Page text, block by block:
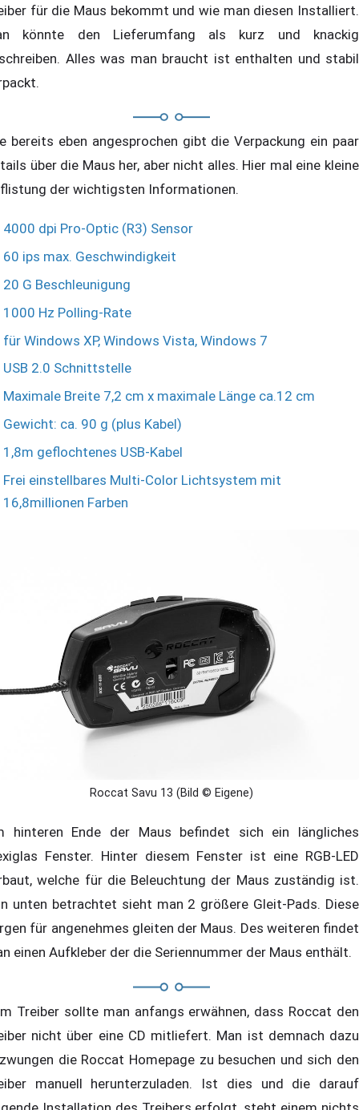
für die Maus bekommt und wie man diesen Installiert.
könnte den Lieferumfang als kurz und knackig
Alles was man braucht ist enthalten und stabil
bereits eben angesprochen gibt die Verpackung ein paar
über die Maus her, aber nicht alles. Hier mal eine kleine
der wichtigsten Informationen.
4000 dpi Pro-Optic (R3) Sensor
60 ips max. Geschwindigkeit
20 G Beschleunigung
1000 Hz Polling-Rate
für Windows XP, Windows Vista, Windows 7
USB 2.0 Schnittstelle
Maximale Breite 7,2 cm x maximale Länge ca.12 cm
Gewicht: ca. 90 g (plus Kabel)
1,8m geflochtenes USB-Kabel
Frei einstellbares Multi-Color Lichtsystem mit
16,8millionen Farben
Roccat Savu 13 (Bild © Eigene)
hinteren Ende der Maus befindet sich ein längliches
Fenster. Hinter diesem Fenster ist eine RGB-LED
welche für die Beleuchtung der Maus zuständig ist.
unten betrachtet sieht man 2 größere Gleit-Pads. Diese
für angenehmes gleiten der Maus. Des weiteren findet
einen Aufkleber der die Seriennummer der Maus enthält.
Treiber sollte man anfangs erwähnen, dass Roccat den
nicht über eine CD mitliefert. Man ist demnach dazu
die Roccat Homepage zu besuchen und sich den
manuell herunterzuladen. Ist dies und die darauf